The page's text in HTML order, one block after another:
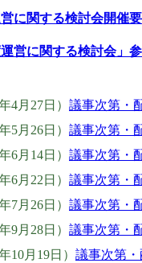
に関する検討会開催
運営に関する検討会」
4月27日） 議事次第・
5月26日） 議事次第・
6月14日） 議事次第・
6月22日） 議事次第・
7月26日） 議事次第・
9月28日） 議事次第・
10月19日） 議事次第